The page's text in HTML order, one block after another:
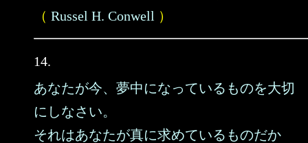
（ Russel H. Conwell ）
14.
あなたが今、夢中になっているものを大切
にしなさい。
それはあなたが真に求めているものだか